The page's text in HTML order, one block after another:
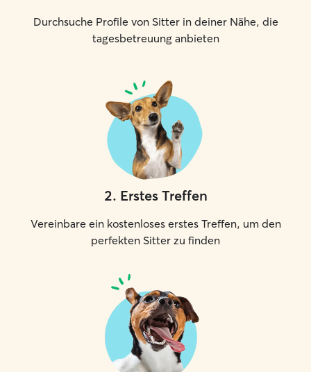
Durchsuche Profile von Sitter in deiner Nähe, die
tagesbetreuung anbieten
2. Erstes Treffen
Vereinbare ein kostenloses erstes Treffen, um den
perfekten Sitter zu finden